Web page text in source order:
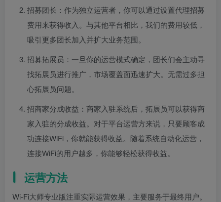
招募团长：作为独立运营者，你可以通过设置代理招募
费用来获得收入。与其他平台相比，我们的费用较低，
吸引更多团长加入并扩大业务范围。
招募拓展员：一旦你的运营模式确定，团长们会主动寻
找拓展员进行推广，市场覆盖面迅速扩大。无需过多担
心拓展员问题。
招商家分成收益：商家入驻系统后，拓展员可以获得商
家入驻的分成收益。对于平台运营方来说，只要顾客成
功连接WiFi，你就能获得收益。随着系统自动化运营，
连接WiFi的用户越多，你能够轻松获得收益。
运营方法
Wi-Fi大师专业版注重实际运营效果，主要服务于最终用户。